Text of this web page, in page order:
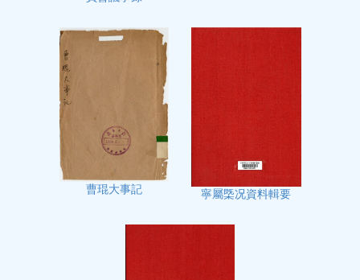
曹琨大事記 寧屬㮣况資料輯要